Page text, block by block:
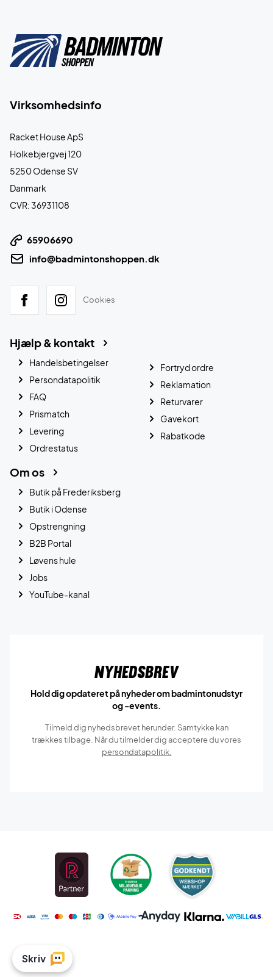
Virksomhedsinfo
Racket House ApS
Holkebjergvej 120
5250 Odense SV
Danmark
CVR: 36931108
65906690
info@badmintonshoppen.dk
Cookies
Hjælp & kontakt
Handelsbetingelser
Persondatapolitik
FAQ
Prismatch
Levering
Ordrestatus
Fortryd ordre
Reklamation
Returvarer
Gavekort
Rabatkode
Om os
Butik på Frederiksberg
Butik i Odense
Opstrengning
B2B Portal
Løvens hule
Jobs
YouTube-kanal
Nyhedsbrev
Hold dig opdateret på nyheder om badmintonudstyr
og -events.
Tilmeld dig nyhedsbrevet herunder. Samtykke kan
trækkes tilbage. Når du tilmelder dig acceptere du vores
persondatapolitik.